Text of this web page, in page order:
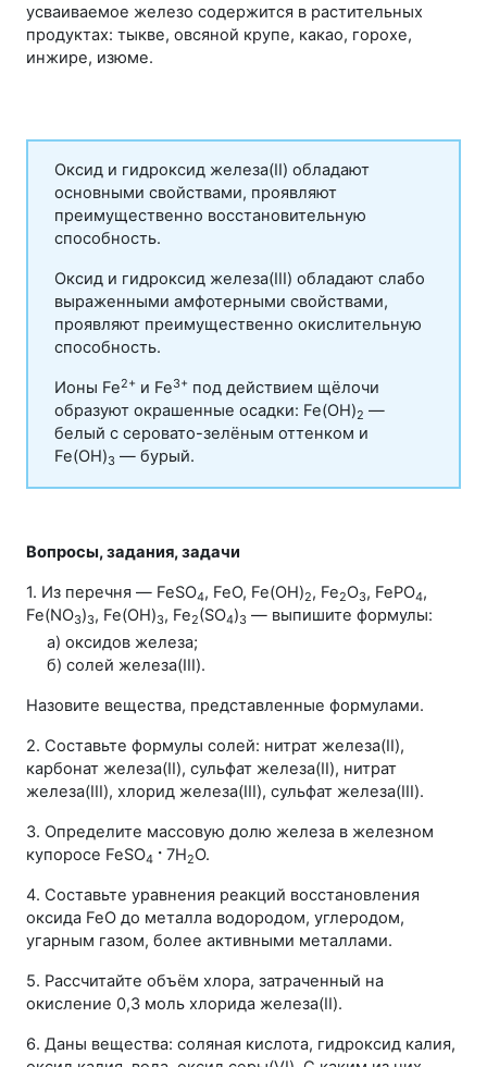
усваиваемое железо содержится в растительных
продуктах: тыкве, овсяной крупе, какао, горохе,
инжире, изюме.
Оксид и гидроксид железа(II) обладают
основными свойствами, проявляют
преимущественно восстановительную
способность.
Оксид и гидроксид железа(III) обладают слабо
выраженными амфотерными свойствами,
проявляют преимущественно окислительную
способность.
Ионы Fe2+ и Fe3+ под действием щёлочи
образуют окрашенные осадки: Fe(ОН)2 —
белый с серовато-зелёным оттенком и
Fe(ОН)3 — бурый.
Вопросы, задания, задачи
1. Из перечня — FeSO4, FeO, Fe(OН)2, Fe2O3, FePO4,
Fe(NO3)3, Fe(OН)3, Fe2(SO4)3 — выпишите формулы:
а) оксидов железа;
б) солей железа(III).
Назовите вещества, представленные формулами.
2. Составьте формулы солей: нитрат железа(II),
карбонат железа(II), сульфат железа(II), нитрат
железа(III), хлорид железа(III), сульфат железа(III).
3. Определите массовую долю железа в железном
купоросе FeSO4 · 7H2O.
4. Составьте уравнения реакций восстановления
оксида FeO до металла водородом, углеродом,
угарным газом, более активными металлами.
5. Рассчитайте объём хлора, затраченный на
окисление 0,3 моль хлорида железа(II).
6. Даны вещества: соляная кислота, гидроксид калия,